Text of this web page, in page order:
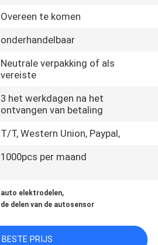
Overeen te komen
onderhandelbaar
Neutrale verpakking of als
vereiste
3 het werkdagen na het
ontvangen van betaling
T/T, Western Union, Paypal,
1000pcs per maand
auto elektrodelen,
de delen van de autosensor
BESTE PRIJS